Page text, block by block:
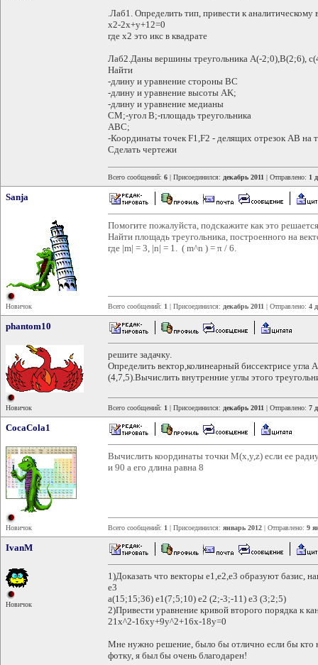
.Лаб1. Определить тип, привести к
x2-2x+y+12=0
где х2 это икс в квадрате
Лаб2.Даны вершины треугольника A(-2;0),B(2;6),
Найти
-длину и уравнение стороны BC
-длину и уравнение высоты AK;
-длину и уравнение медианы
CM;-угол B;-площадь треугольника
ABC;
-Координаты точек F1,F2 - делящих отрезок AB на
Сделать чертежи
Всего сообщений: 6 | Присоединился: декабрь 2011 | Отправлено: 1
Sanja
Новичок
Помогите пожалуйста, подскажите как это
Найти площадь треугольника, построенного на
где |m| = 3, |n| = 1. ( m^n ) = π / 6.
Всего сообщений: 1 | Присоединился: декабрь 2011 | Отправлено: 4
phantom10
Новичок
решите задачку.
Определить вектор,колинеарный биссектрисе
(4,7,5).Вычислить внутренние углы этого
Всего сообщений: 1 | Присоединился: декабрь 2011 | Отправлено: 7
CocaCola1
Новичок
Вычислить координаты точки M(x,y,z) если ее
и 90 а его длина равна 8
Всего сообщений: 1 | Присоединился: январь 2012 | Отправлено: 9
IvanM
Новичок
1)Доказать что векторы е1,е2,е3 образуют базис,
е3
а(15;15;36) e1(7;5;10) e2 (2;-3;-11) e3 (3;2;5)
2)Привести уравнение кривой второго порядка к
21x^2-16xy+9y^2+16x-18y=0
Мне нужно решение, было бы отлично если бы кто
фотку, я был бы очень благодарен!